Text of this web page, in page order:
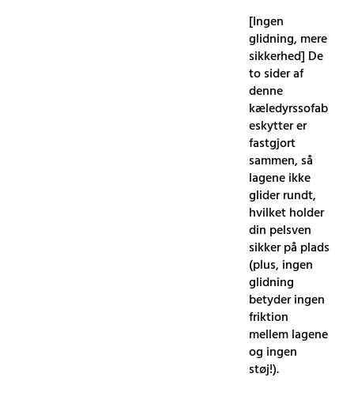
[Ingen
glidning, mere
sikkerhed] De
to sider af
denne
kæledyrssofab
eskytter er
fastgjort
sammen, så
lagene ikke
glider rundt,
hvilket holder
din pelsven
sikker på plads
(plus, ingen
glidning
betyder ingen
friktion
mellem lagene
og ingen
støj!).